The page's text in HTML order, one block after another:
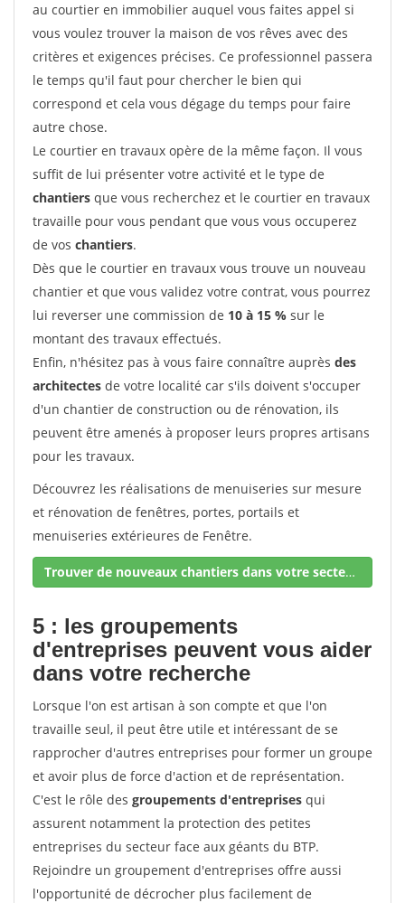
au courtier en immobilier auquel vous faites appel si
vous voulez trouver la maison de vos rêves avec des
critères et exigences précises. Ce professionnel passera
le temps qu'il faut pour chercher le bien qui
correspond et cela vous dégage du temps pour faire
autre chose.
Le courtier en travaux opère de la même façon. Il vous
suffit de lui présenter votre activité et le type de
chantiers que vous recherchez et le courtier en travaux
travaille pour vous pendant que vous vous occuperez
de vos chantiers.
Dès que le courtier en travaux vous trouve un nouveau
chantier et que vous validez votre contrat, vous pourrez
lui reverser une commission de 10 à 15 % sur le
montant des travaux effectués.
Enfin, n'hésitez pas à vous faire connaître auprès des
architectes de votre localité car s'ils doivent s'occuper
d'un chantier de construction ou de rénovation, ils
peuvent être amenés à proposer leurs propres artisans
pour les travaux.
Découvrez les réalisations de menuiseries sur mesure
et rénovation de fenêtres, portes, portails et
menuiseries extérieures de Fenêtre.
Trouver de nouveaux chantiers dans votre secteur !
5 : les groupements
d'entreprises peuvent vous aider
dans votre recherche
Lorsque l'on est artisan à son compte et que l'on
travaille seul, il peut être utile et intéressant de se
rapprocher d'autres entreprises pour former un groupe
et avoir plus de force d'action et de représentation.
C'est le rôle des groupements d'entreprises qui
assurent notamment la protection des petites
entreprises du secteur face aux géants du BTP.
Rejoindre un groupement d'entreprises offre aussi
l'opportunité de décrocher plus facilement de